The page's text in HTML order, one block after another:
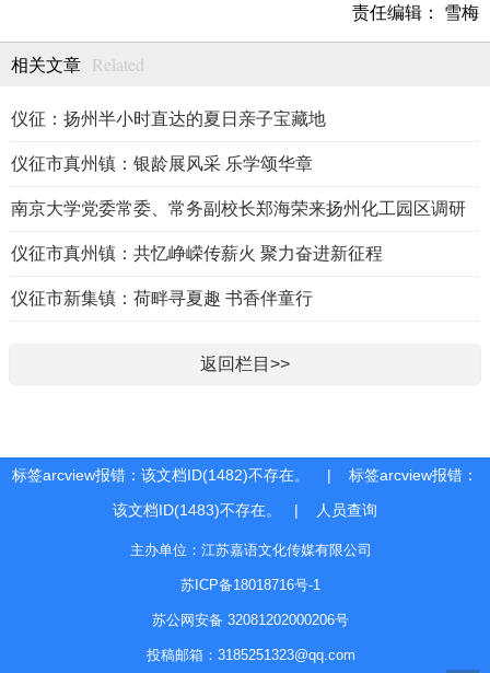
责任编辑： 雪梅
相关文章 Related
仪征：扬州半小时直达的夏日亲子宝藏地
仪征市真州镇：银龄展风采 乐学颂华章
南京大学党委常委、常务副校长郑海荣来扬州化工园区调研
仪征市真州镇：共忆峥嵘传薪火 聚力奋进新征程
仪征市新集镇：荷畔寻夏趣 书香伴童行
返回栏目>>
标签arcview报错：该文档ID(1482)不存在。 | 标签arcview报错：
该文档ID(1483)不存在。 |
人员查询
主办单位：江苏嘉语文化传媒有限公司
苏ICP备18018716号-1
苏公网安备 32081202000206号
投稿邮箱：3185251323@qq.com